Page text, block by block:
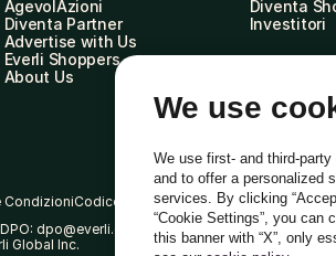
AgevolAzioni
Diventa Partner
Advertise with Us
Everli Shoppers
About Us
Diventa
Investitori
CondizioniCodice Etico
dpo@everli.com
Global Inc.
We use
We use first- and third-
and to offer a personalized
services. By clicking
“Cookie Settings”, you can
this banner with “X”, only